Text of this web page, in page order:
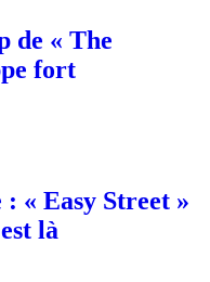
de « The
fort
: « Easy Street »
là